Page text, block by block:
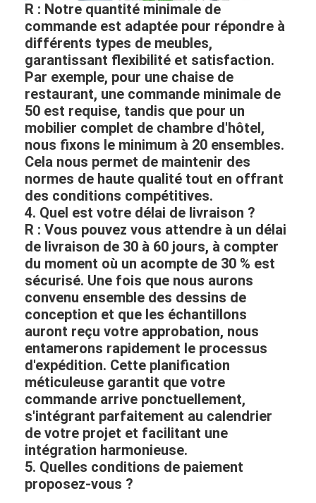
R : Notre quantité minimale de
commande est adaptée pour répondre à
différents types de meubles,
garantissant flexibilité et satisfaction.
Par exemple, pour une chaise de
restaurant, une commande minimale de
50 est requise, tandis que pour un
mobilier complet de chambre d'hôtel,
nous fixons le minimum à 20 ensembles.
Cela nous permet de maintenir des
normes de haute qualité tout en offrant
des conditions compétitives.
4. Quel est votre délai de livraison ?
R : Vous pouvez vous attendre à un délai
de livraison de 30 à 60 jours, à compter
du moment où un acompte de 30 % est
sécurisé. Une fois que nous aurons
convenu ensemble des dessins de
conception et que les échantillons
auront reçu votre approbation, nous
entamerons rapidement le processus
d'expédition. Cette planification
méticuleuse garantit que votre
commande arrive ponctuellement,
s'intégrant parfaitement au calendrier
de votre projet et facilitant une
intégration harmonieuse.
5. Quelles conditions de paiement
proposez-vous ?